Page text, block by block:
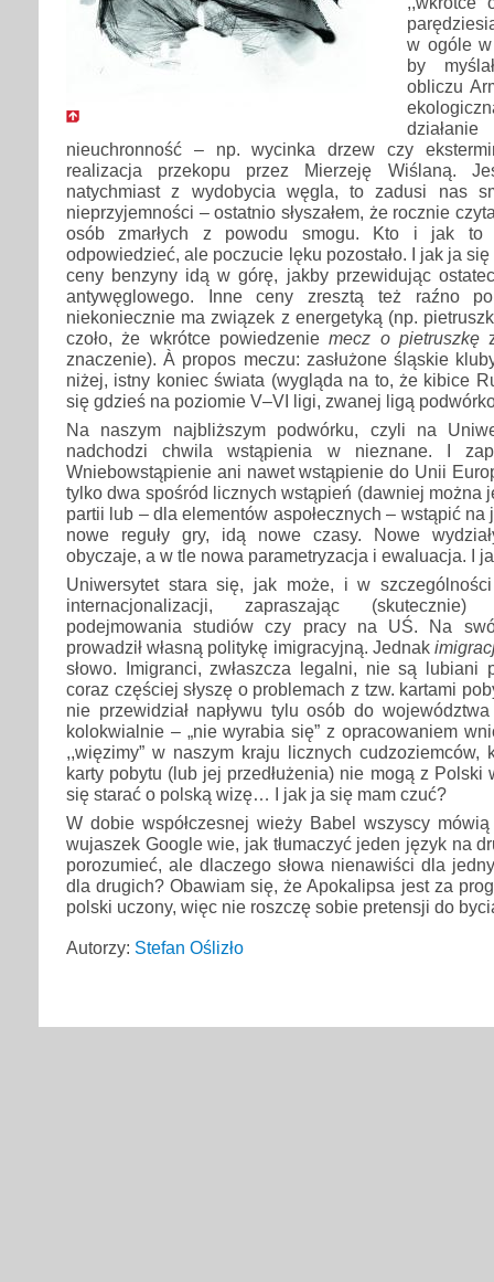
w ogóle
by
obliczu
nieuchronność – np. wycinka drzew czy
realizacja przekopu przez Mierzeję Wiślaną.
natychmiast z wydobycia węgla, to zadusi nas
nieprzyjemności – ostatnio słyszałem, że rocznie
osób zmarłych z powodu smogu. Kto i jak to
odpowiedzieć, ale poczucie lęku pozostało. I jak ja
ceny benzyny idą w górę, jakby przewidując
antywęglowego. Inne ceny zresztą też raźno
niekoniecznie ma związek z energetyką (np.
czoło, że wkrótce powiedzeniemecz o pietruszkę
znaczenie). À propos meczu: zasłużone śląskie
niżej, istny koniec świata (wygląda na to, że kibice
się gdzieś na poziomie V–VI ligi, zwanej ligą
Na naszym najbliższym podwórku, czyli na
nadchodzi chwila wstąpienia w nieznane. I
Wniebowstąpienie ani nawet wstąpienie do Unii
tylko dwa spośród licznych wstąpień (dawniej można
partii lub – dla elementów aspołecznych – wstąpić
nowe reguły gry, idą nowe czasy. Nowe
obyczaje, a w tle nowa parametryzacja i ewaluacja. I
Uniwersytet stara się, jak może, i w
internacjonalizacji, zapraszając
podejmowania studiów czy pracy na UŚ. Na
prowadził własną politykę imigracyjną. Jednak
słowo. Imigranci, zwłaszcza legalni, nie są lubiani
coraz częściej słyszę o problemach z tzw. kartami
nie przewidział napływu tylu osób do
kolokwialnie – „nie wyrabia się” z opracowaniem
,,więzimy” w naszym kraju licznych cudzoziemców,
karty pobytu (lub jej przedłużenia) nie mogą z Polski
się starać o polską wizę… I jak ja się mam czuć?
W dobie współczesnej wieży Babel wszyscy
wujaszek Google wie, jak tłumaczyć jeden język na
porozumieć, ale dlaczego słowa nienawiści dla
dla drugich? Obawiam się, że Apokalipsa jest za
polski uczony, więc nie roszczę sobie pretensji do
Autorzy: Stefan Oślizło